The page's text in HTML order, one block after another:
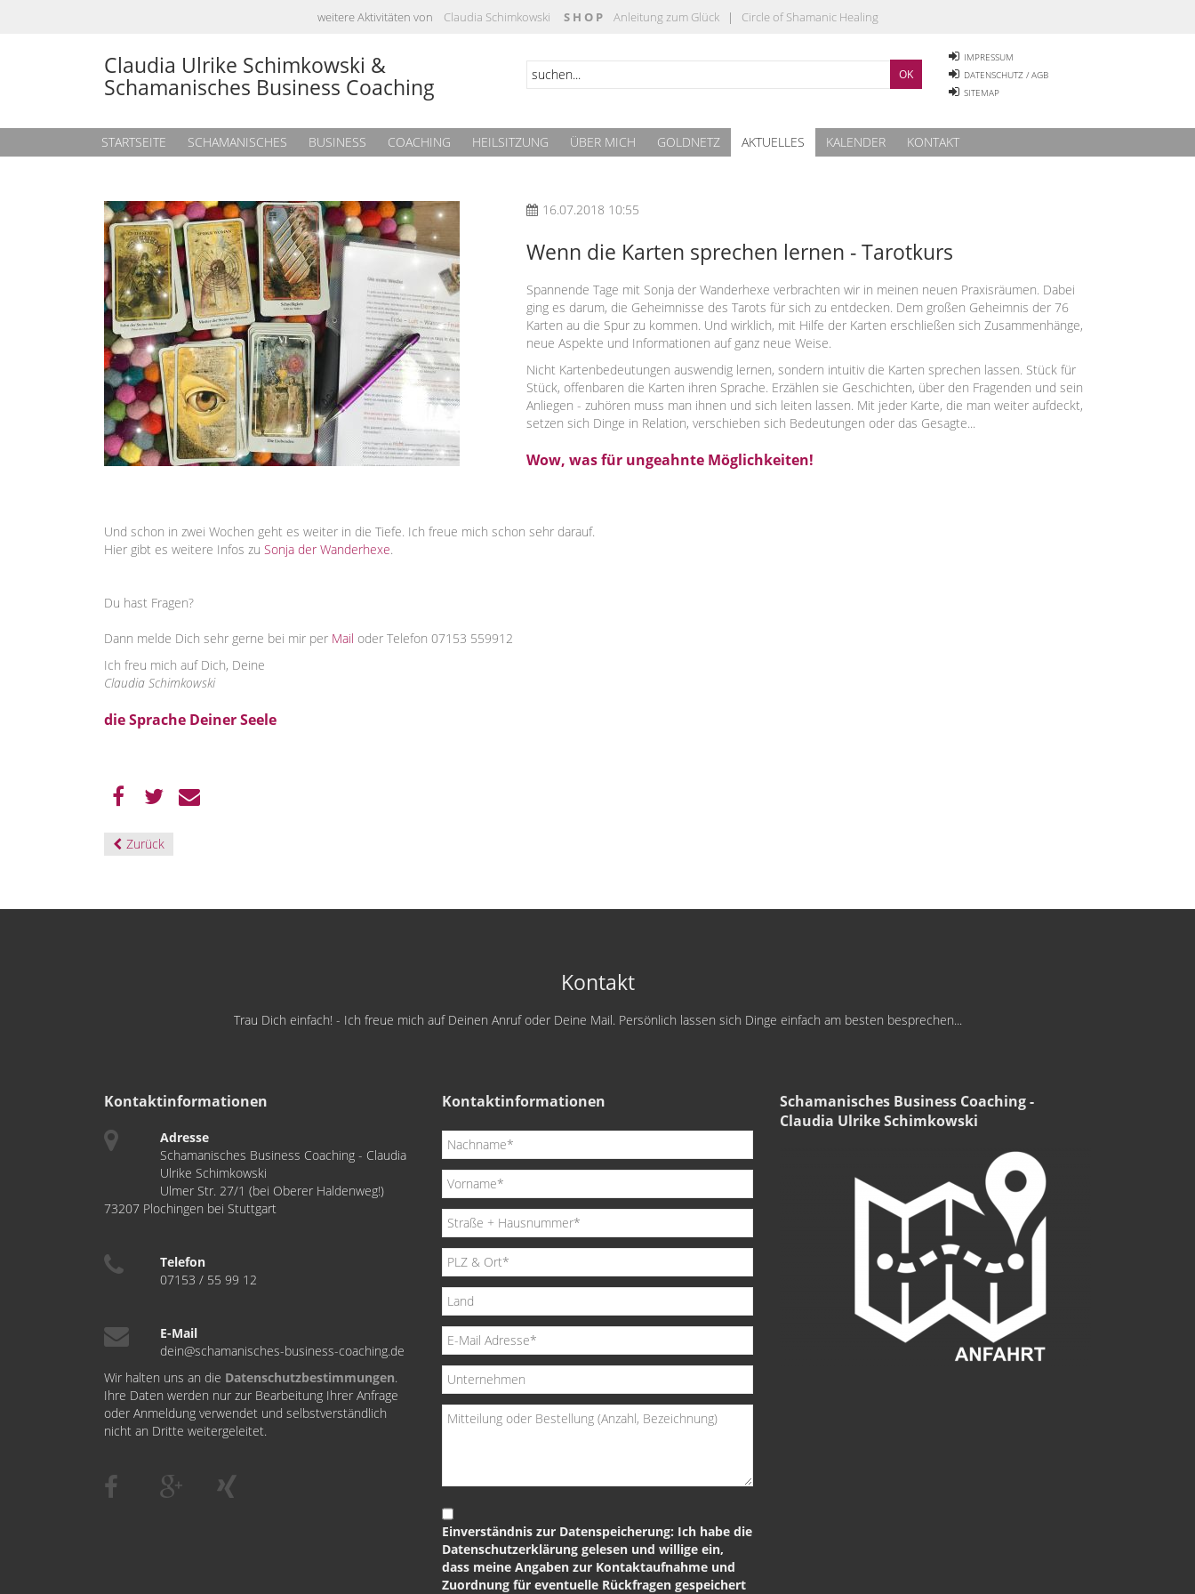
weitere Aktivitäten von Claudia Schimkowski S H O P Anleitung zum Glück| Circle of Shamanic Healing
Claudia Ulrike Schimkowski &
Schamanisches Business Coaching
IMPRESSUM
DATENSCHUTZ / AGB
SITEMAP
STARTSEITE SCHAMANISCHES BUSINESS COACHING HEILSITZUNG ÜBER MICH GOLDNETZ AKTUELLES KALENDER KONTAKT
16.07.2018 10:55
Wenn die Karten sprechen lernen - Tarotkurs
Spannende Tage mit Sonja der Wanderhexe verbrachten wir in meinen neuen Praxisräumen. Dabei
ging es darum, die Geheimnisse des Tarots für sich zu entdecken. Dem großen Geheimnis der 76
Karten au die Spur zu kommen. Und wirklich, mit Hilfe der Karten erschließen sich Zusammenhänge,
neue Aspekte und Informationen auf ganz neue Weise.
Nicht Kartenbedeutungen auswendig lernen, sondern intuitiv die Karten sprechen lassen. Stück für
Stück, offenbaren die Karten ihren Sprache. Erzählen sie Geschichten, über den Fragenden und sein
Anliegen - zuhören muss man ihnen und sich leiten lassen. Mit jeder Karte, die man weiter aufdeckt,
setzen sich Dinge in Relation, verschieben sich Bedeutungen oder das Gesagte...
Wow, was für ungeahnte Möglichkeiten!
Und schon in zwei Wochen geht es weiter in die Tiefe. Ich freue mich schon sehr darauf.
Hier gibt es weitere Infos zu Sonja der Wanderhexe.
Du hast Fragen?
Dann melde Dich sehr gerne bei mir per Mail oder Telefon 07153 559912
Ich freu mich auf Dich, Deine
Claudia Schimkowski
die Sprache Deiner Seele
Zurück
Kontakt
Trau Dich einfach! - Ich freue mich auf Deinen Anruf oder Deine Mail. Persönlich lassen sich Dinge einfach am besten besprechen...
Kontaktinformationen
Adresse
Schamanisches Business Coaching - Claudia
Ulrike Schimkowski
Ulmer Str. 27/1 (bei Oberer Haldenweg!)
73207 Plochingen bei Stuttgart
Telefon
07153 / 55 99 12
E-Mail
dein@schamanisches-business-coaching.de
Wir halten uns an die Datenschutzbestimmungen.
Ihre Daten werden nur zur Bearbeitung Ihrer Anfrage
oder Anmeldung verwendet und selbstverständlich
nicht an Dritte weitergeleitet.
Kontaktinformationen
Einverständnis zur Datenspeicherung: Ich habe die
Datenschutzerklärung gelesen und willige ein,
dass meine Angaben zur Kontaktaufnahme und
Zuordnung für eventuelle Rückfragen gespeichert
Schamanisches Business Coaching -
Claudia Ulrike Schimkowski